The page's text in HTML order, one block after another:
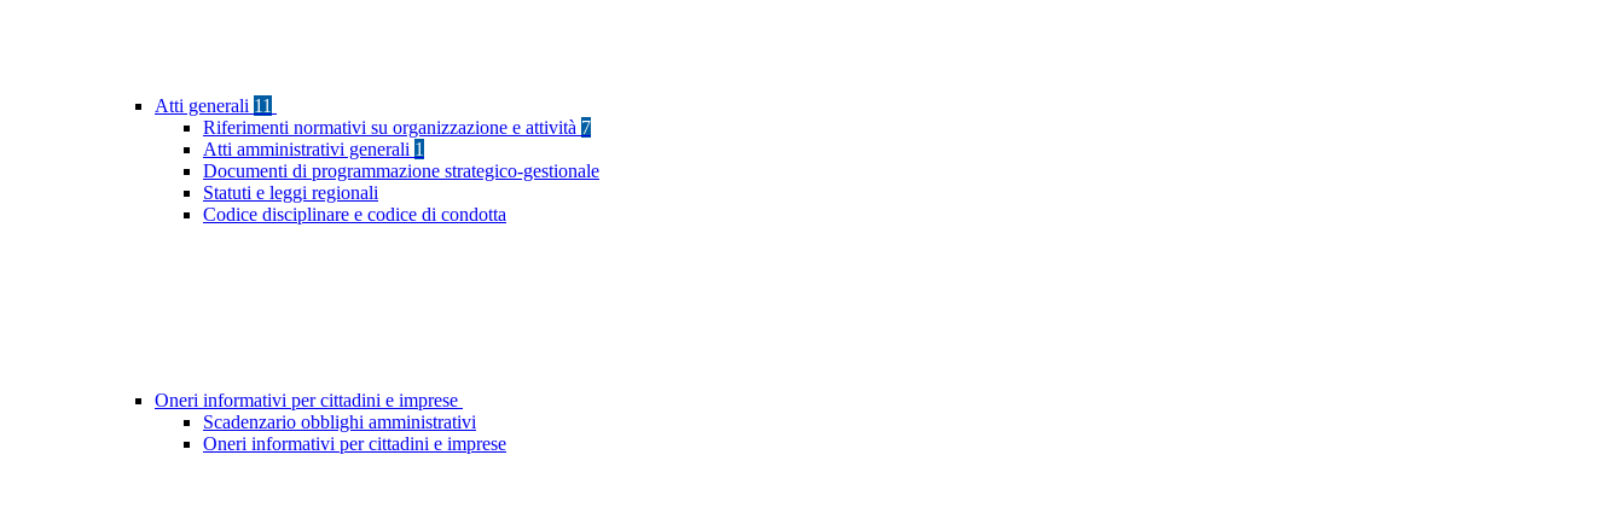
Atti generali 11
Riferimenti normativi su organizzazione e attività 7
Atti amministrativi generali 1
Documenti di programmazione strategico-gestionale
Statuti e leggi regionali
Codice disciplinare e codice di condotta
Oneri informativi per cittadini e imprese
Scadenzario obblighi amministrativi
Oneri informativi per cittadini e imprese